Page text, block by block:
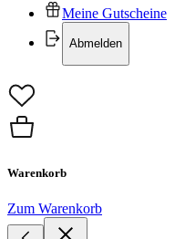
Meine Gutscheine
Abmelden
Warenkorb
Zum Warenkorb